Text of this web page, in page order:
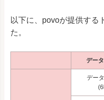
以下に、povoが提供する
た。
デー
デー